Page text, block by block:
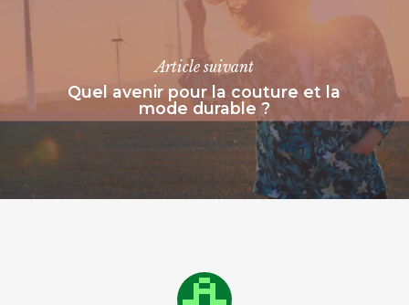
Article suivant
Quel avenir pour la couture et la
mode durable ?